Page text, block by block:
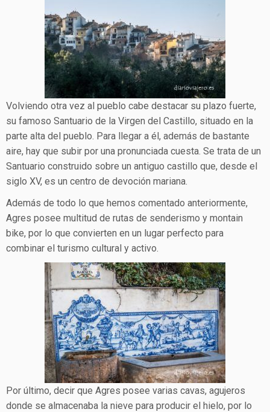
Volviendo otra vez al pueblo cabe destacar su plazo fuerte,
su famoso Santuario de la Virgen del Castillo, situado en la
parte alta del pueblo. Para llegar a él, además de bastante
aire, hay que subir por una pronunciada cuesta. Se trata de un
Santuario construido sobre un antiguo castillo que, desde el
siglo XV, es un centro de devoción mariana.
Además de todo lo que hemos comentado anteriormente,
Agres posee multitud de rutas de senderismo y montain
bike, por lo que convierten en un lugar perfecto para
combinar el turismo cultural y activo.
Por último, decir que Agres posee varias cavas, agujeros
donde se almacenaba la nieve para producir el hielo, por lo